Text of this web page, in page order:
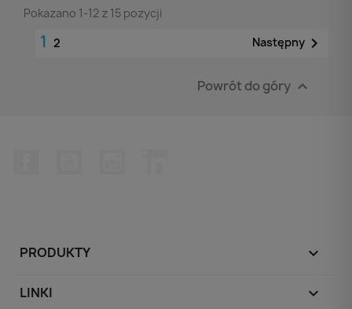
Pokazano 1-12 z 15 pozycji
1 2 Następny 
Powrót do góry 
PRODUKTY 
LINKI 